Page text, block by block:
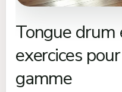
Tongue drum
exercices
gamme
maîtriser
gamme